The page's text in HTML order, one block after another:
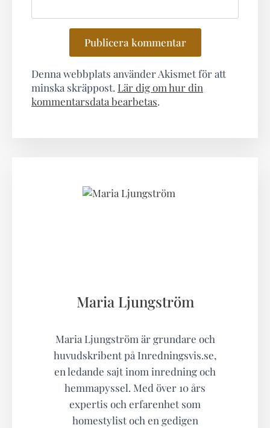
Denna webbplats använder Akismet för att
minska skräppost. Lär dig om hur din
kommentarsdata bearbetas.
Maria Ljungström
Maria Ljungström är grundare och
huvudskribent på Inredningsvis.se,
en ledande sajt inom inredning och
hemmapyssel. Med över 10 års
expertis och erfarenhet som
homestylist och en gedigen